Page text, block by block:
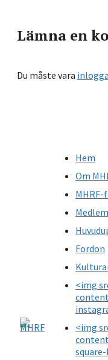
Lämna en
Du måste vara
Hem
Om
Fordon
<img
<img